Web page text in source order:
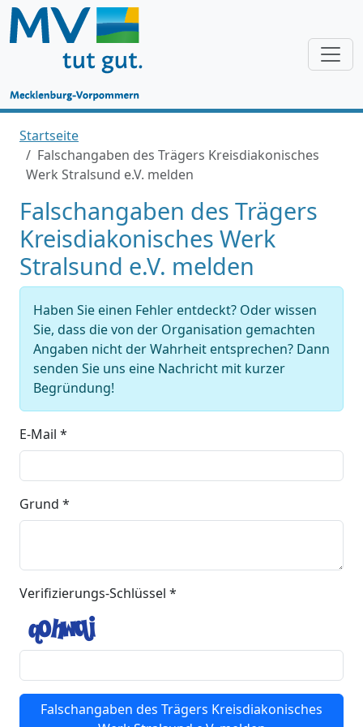
Startseite
Falschangaben des Trägers Kreisdiakonisches
Werk Stralsund e.V. melden
Falschangaben des Trägers
Kreisdiakonisches Werk
Stralsund e.V. melden
Haben Sie einen Fehler entdeckt? Oder wissen
Sie, dass die von der Organisation gemachten
Angaben nicht der Wahrheit entsprechen? Dann
senden Sie uns eine Nachricht mit kurzer
Begründung!
E-Mail *
Grund *
Verifizierungs-Schlüssel *
Falschangaben des Trägers Kreisdiakonisches